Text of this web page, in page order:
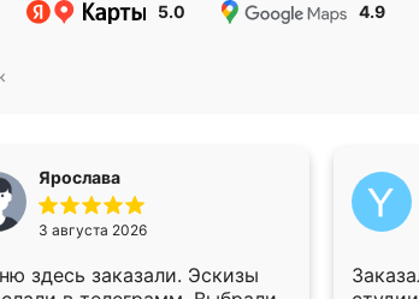
5.0 4.9
Ярослава
3 августа 2026
здесь заказали. Эскизы